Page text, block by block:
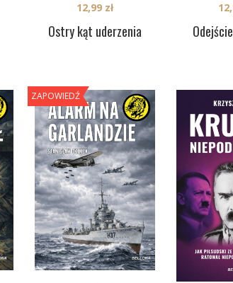
Ostry kąt uderzenia
12,99 zł
ZAPOWIEDŹ